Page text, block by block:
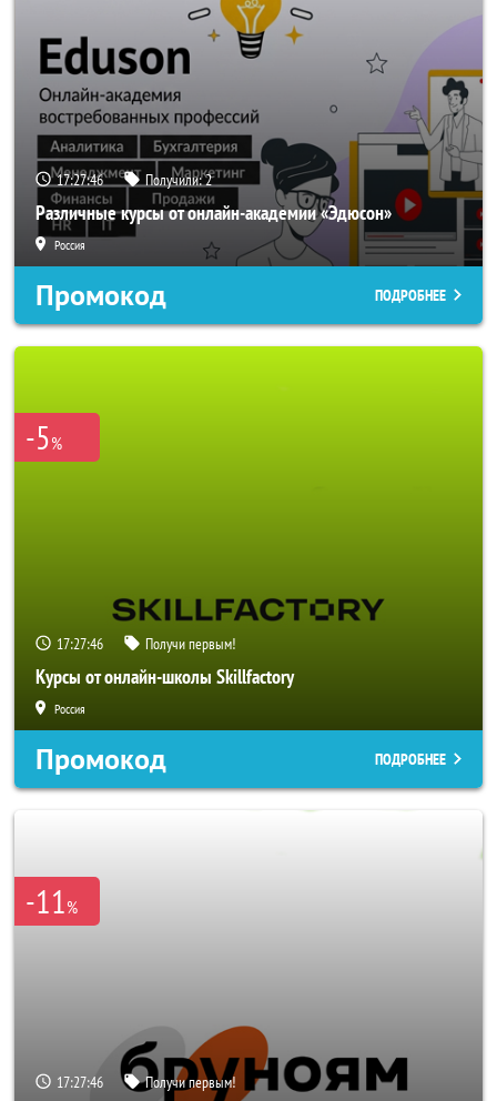
17:27:46 Получили:2
Различные курсы от онлайн-академии «Эдюсон»
Россия
Промокод ПОДРОБНЕЕ
-5%
17:27:46 Получи первым!
Курсы от онлайн-школы Skillfactory
Россия
Промокод ПОДРОБНЕЕ
-11%
17:27:46 Получи первым!